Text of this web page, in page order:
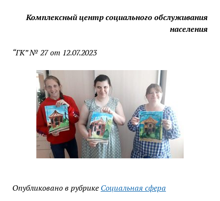
Комплексный центр социального обслуживания
населения
“ГК” № 27 от 12.07.2023
Опубликовано в рубрике Социальная сфера